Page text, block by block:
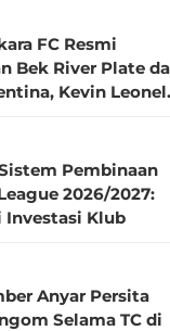
FC Resmi
Bek River Plate
Leonel
Pembinaan
2026/2027:
Investasi Klub
Anyar Persita
Selama TC di